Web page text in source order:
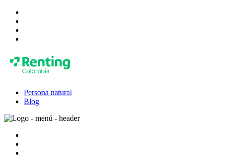
Persona natural
Blog